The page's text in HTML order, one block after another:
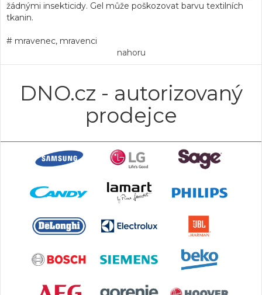
žádnými insekticidy. Gel může poškozovat barvu textilních
tkanin.
# mravenec, mravenci
nahoru
DNO.cz - autorizovaný
prodejce